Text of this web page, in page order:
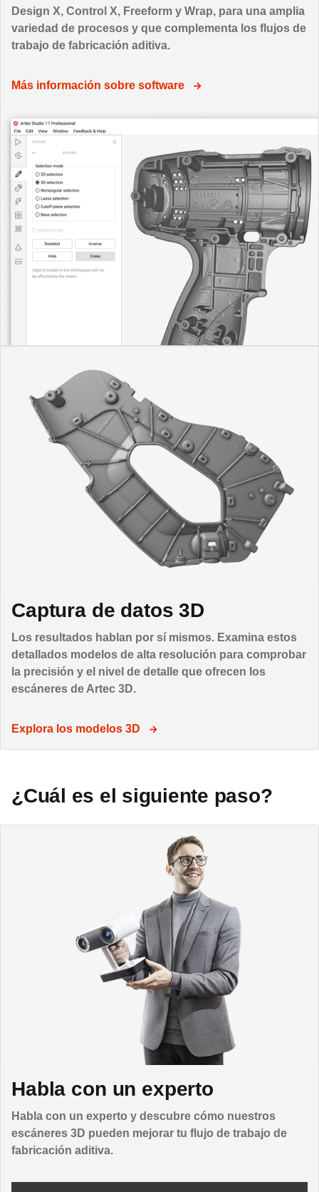
Design X, Control X, Freeform y Wrap, para una amplia
variedad de procesos y que complementa los flujos de
trabajo de fabricación aditiva.
Más información sobre software
Captura de datos 3D
Los resultados hablan por sí mismos. Examina estos
detallados modelos de alta resolución para comprobar
la precisión y el nivel de detalle que ofrecen los
escáneres de Artec 3D.
Explora los modelos 3D
¿Cuál es el siguiente paso?
Habla con un experto
Habla con un experto y descubre cómo nuestros
escáneres 3D pueden mejorar tu flujo de trabajo de
fabricación aditiva.